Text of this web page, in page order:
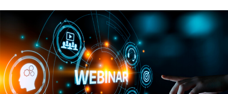
e
p
e
g
o
n
c
l
d
e
c